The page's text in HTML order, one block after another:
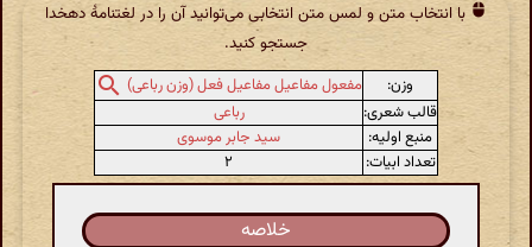
با انتخاب متن و لمس متن انتخابی می‌توانید آن را در لغتنامهٔ دهخدا
جستجو کنید.
وزن:
مفعول مفاعیل مفاعیل فعل (وزن رباعی)
قالب شعری:
رباعی
منبع اولیه:
سید جابر موسوی
تعداد ابیات:
۲
خلاصه